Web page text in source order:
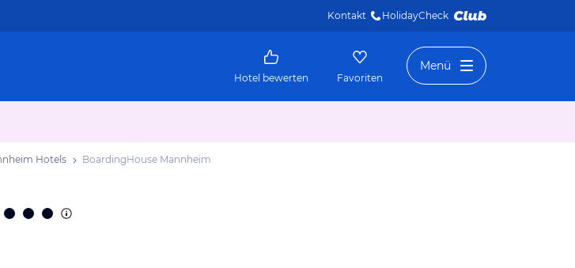
Kontakt HolidayCheck
Hotel bewerten Favoriten
Menü
Hotels BoardingHouse Mannheim